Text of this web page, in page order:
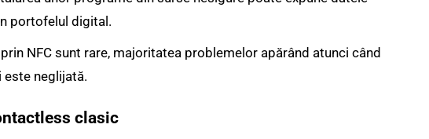
portofelul digital.
NFC sunt rare, majoritatea problemelor apărând atunci când
este neglijată.
clasic